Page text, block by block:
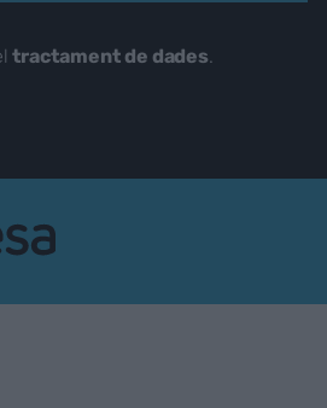
tractament de dades.